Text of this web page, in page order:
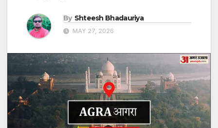
By Shteesh Bhadauriya
MAY 27, 2026